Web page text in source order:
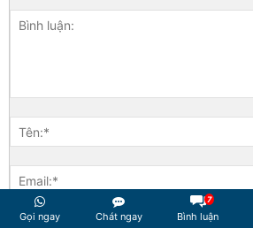
Gọi ngay Chát ngay
7
Bình luận